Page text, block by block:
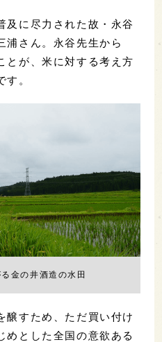
及に尽力された故・永谷
浦さん。永谷先生から
とが、米に対する考え方
。
金の井酒造の水田
醸すため、ただ買い付け
めとした全国の意欲ある